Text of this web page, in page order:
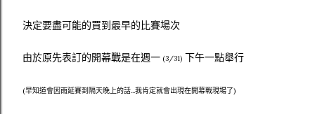
決定要盡可能的買到最早的比賽場次
由於原先表訂的開幕戰是在週一 (3/31) 下午一點舉行
(早知道會因雨延賽到隔天晚上的話...我肯定就會出現在開幕戰現場了)